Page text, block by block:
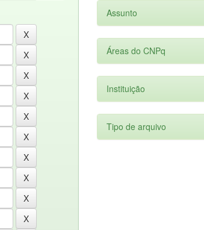
Assunto
Áreas do CNPq
Instituição
Tipo de arquivo